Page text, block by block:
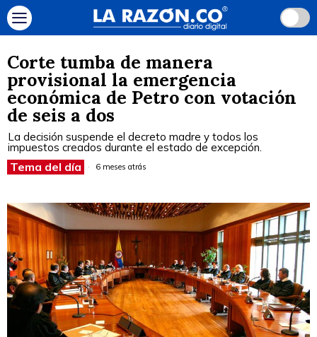
Corte tumba de manera
provisional la emergencia
económica de Petro con votación
de seis a dos
La decisión suspende el decreto madre y todos los
impuestos creados durante el estado de excepción.
Tema del día 6 meses atrás